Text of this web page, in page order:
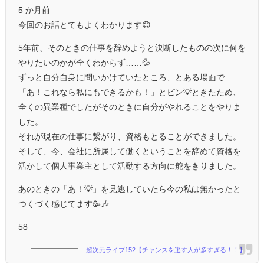
5 か月前
今回のお話とてもよくわかります😊
5年前、そのときの仕事を辞めようと決断したものの次に何を
やりたいのかが全くわからず……💦
ずっと自分自身に問いかけていたところ、とある場面で
「あ！これなら私にもできるかも！」とピン‪💡‬ときたため、
全くの異業種でしたがそのときに自分がやれることをやりま
した。
それが現在の仕事に繋がり、資格もとることができました。
そして、今、会社に所属して働くということを辞めて資格を
活かして個人事業主として活動する方向に舵をきりました。
あのときの「あ！‪💡‬」を見逃していたら今の私は無かったと
つくづく感じてます🥳🎶
58
超次元ライブ152【チャンスを逃す人が多すぎる！！】